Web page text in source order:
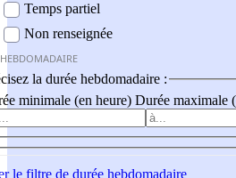
Temps partiel
Non renseignée
la durée hebdomadaire :
minimale (en heure) Durée maximale
le filtre de durée hebdomadaire